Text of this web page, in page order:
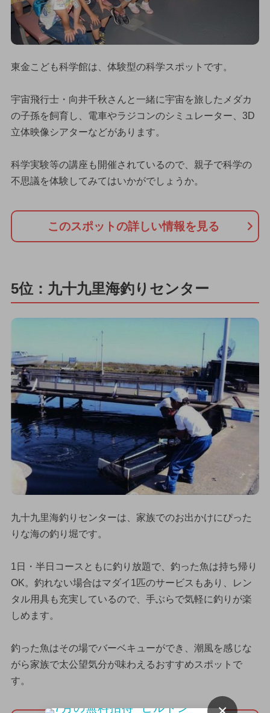
東金こども科学館は、体験型の科学スポットです。
宇宙飛行士・向井千秋さんと一緒に宇宙を旅したメダカ
の子孫を飼育し、電車やラジコンのシミュレーター、3D
立体映像シアターなどがあります。
科学実験等の講座も開催されているので、親子で科学の
不思議を体験してみてはいかがでしょうか。
このスポットの詳しい情報を見る
5位：九十九里海釣りセンター
九十九里海釣りセンターは、家族でのお出かけにぴった
りな海の釣り堀です。
1日・半日コースともに釣り放題で、釣った魚は持ち帰り
OK。釣れない場合はマダイ1匹のサービスもあり、レン
タル用具も充実しているので、手ぶらで気軽に釣りが楽
しめます。
釣った魚はその場でバーベキューができ、潮風を感じな
がら家族で太公望気分が味わえるおすすめスポットで
す。